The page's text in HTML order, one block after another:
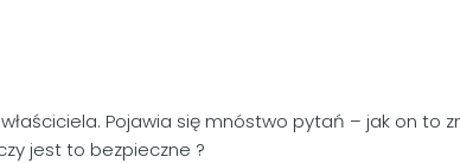
Pojawia się mnóstwo pytań – jak on to
jest to bezpieczne ?